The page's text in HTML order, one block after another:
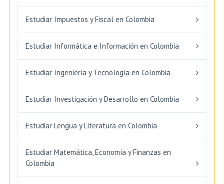
Estudiar Impuestos y Fiscal en Colombia
Estudiar Informática e Información en Colombia
Estudiar Ingeniería y Tecnología en Colombia
Estudiar Investigación y Desarrollo en Colombia
Estudiar Lengua y Literatura en Colombia
Estudiar Matemática, Economía y Finanzas en
Colombia